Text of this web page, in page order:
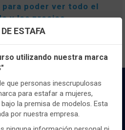
para poder ver todo el
y los precios.
y de terceros, de sesión o
de manera segura nuestra
contenido.
para medir y obtener datos de
para ajustar el contenido a tus
ESTAFA
utilizando nuestra marca
que personas inescrupulosas
para estafar a mujeres,
la premisa de modelos. Esta
por nuestra empresa.